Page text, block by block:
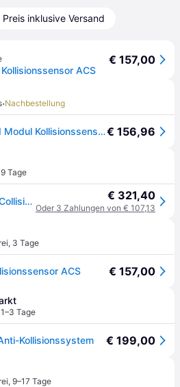
Preis inklusive Versand
ACS
€ 157,00
·Nachbestellung
WORX WA0860 Landroid Modul Kollisionssensor ACS€ 156,96
9 Tage
Steckmodul WORX "Anti Collisions" System ACS für Landroid Mähroboter (optional) € 321,40
Oder 3 Zahlungen von € 107,13
, 3 Tage
ACS € 157,00
1–3 Tage
Kollisionssystem € 199,00
, 9–17 Tage